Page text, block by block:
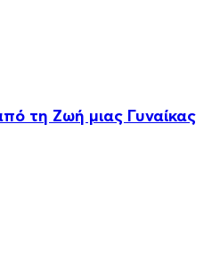
τη Ζωή μιας Γυναίκας